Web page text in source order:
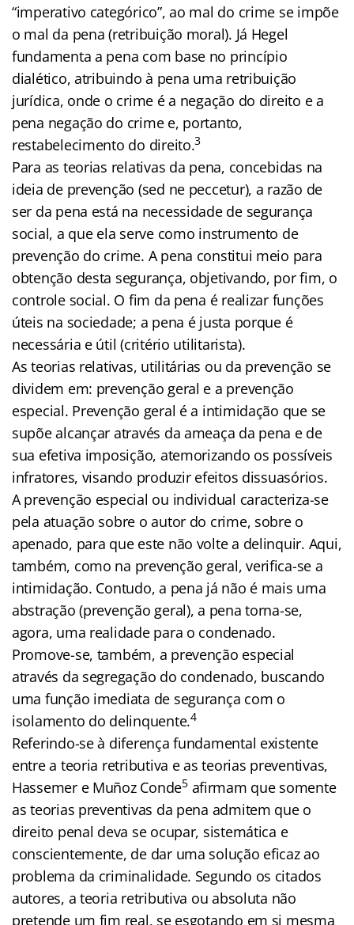
“imperativo categórico”, ao mal do crime se impõe
o mal da pena (retribuição moral). Já Hegel
fundamenta a pena com base no princípio
dialético, atribuindo à pena uma retribuição
jurídica, onde o crime é a negação do direito e a
pena negação do crime e, portanto,
restabelecimento do direito.3
Para as teorias relativas da pena, concebidas na
ideia de prevenção (sed ne peccetur), a razão de
ser da pena está na necessidade de segurança
social, a que ela serve como instrumento de
prevenção do crime. A pena constitui meio para
obtenção desta segurança, objetivando, por fim, o
controle social. O fim da pena é realizar funções
úteis na sociedade; a pena é justa porque é
necessária e útil (critério utilitarista).
As teorias relativas, utilitárias ou da prevenção se
dividem em: prevenção geral e a prevenção
especial. Prevenção geral é a intimidação que se
supõe alcançar através da ameaça da pena e de
sua efetiva imposição, atemorizando os possíveis
infratores, visando produzir efeitos dissuasórios.
A prevenção especial ou individual caracteriza-se
pela atuação sobre o autor do crime, sobre o
apenado, para que este não volte a delinquir. Aqui,
também, como na prevenção geral, verifica-se a
intimidação. Contudo, a pena já não é mais uma
abstração (prevenção geral), a pena torna-se,
agora, uma realidade para o condenado.
Promove-se, também, a prevenção especial
através da segregação do condenado, buscando
uma função imediata de segurança com o
isolamento do delinquente.4
Referindo-se à diferença fundamental existente
entre a teoria retributiva e as teorias preventivas,
Hassemer e Muñoz Conde5afirmam que somente
as teorias preventivas da pena admitem que o
direito penal deva se ocupar, sistemática e
conscientemente, de dar uma solução eficaz ao
problema da criminalidade. Segundo os citados
autores, a teoria retributiva ou absoluta não
pretende um fim real, se esgotando em si mesma